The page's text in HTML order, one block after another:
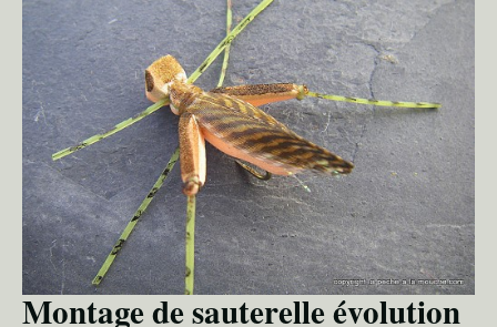
Montage de sauterelle évolution